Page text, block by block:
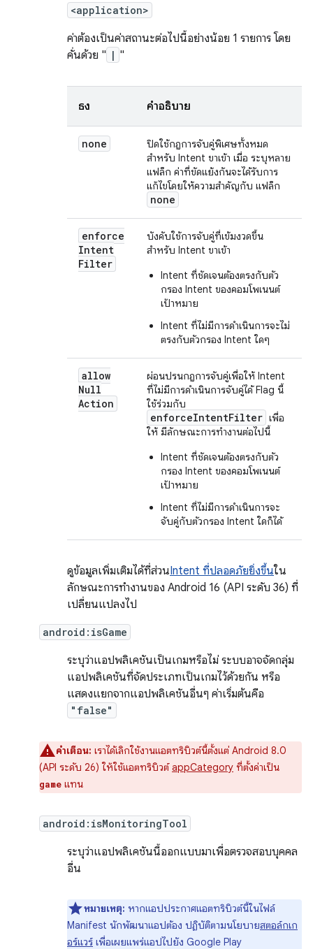
<application>
ค่าต้องเป็นค่าสถานะต่อไปนี้อย่างน้อย 1 รายการ โดย
คั่นด้วย " | "
ธง คำอธิบาย
none
ปิดใช้กฎการจับคู่พิเศษทั้งหมด
สำหรับ Intent ขาเข้า เมื่อ ระบุหลาย
แฟล็ก ค่าที่ขัดแย้งกันจะได้รับการ
แก้ไขโดยให้ความสำคัญกับ แฟล็ก
none
enforce
Intent
Filter
บังคับใช้การจับคู่ที่เข้มงวดขึ้น
สำหรับ Intent ขาเข้า
Intent ที่ชัดเจนต้องตรงกับตัว
กรอง Intent ของคอมโพเนนต์
เป้าหมาย
Intent ที่ไม่มีการดำเนินการจะไม่
ตรงกับตัวกรอง Intent ใดๆ
allow
Null
Action
ผ่อนปรนกฎการจับคู่เพื่อให้ Intent
ที่ไม่มีการดำเนินการจับคู่ได้ Flag นี้
ใช้ร่วมกับ
enforceIntentFilter เพื่อ
ให้ มีลักษณะการทำงานต่อไปนี้
Intent ที่ชัดเจนต้องตรงกับตัว
กรอง Intent ของคอมโพเนนต์
เป้าหมาย
Intent ที่ไม่มีการดำเนินการจะ
จับคู่กับตัวกรอง Intent ใดก็ได้
ดูข้อมูลเพิ่มเติมได้ที่ส่วนIntent ที่ปลอดภัยยิ่งขึ้นใน
ลักษณะการทำงานของ Android 16 (API ระดับ 36) ที่
เปลี่ยนแปลงไป
android:isGame
ระบุว่าแอปพลิเคชันเป็นเกมหรือไม่ ระบบอาจจัดกลุ่ม
แอปพลิเคชันที่จัดประเภทเป็นเกมไว้ด้วยกัน หรือ
แสดงแยกจากแอปพลิเคชันอื่นๆ ค่าเริ่มต้นคือ
"false"
คำเตือน: เราได้เลิกใช้งานแอตทริบิวต์นี้ตั้งแต่ Android 8.0
(API ระดับ 26) ให้ใช้แอตทริบิวต์appCategory ที่ตั้งค่าเป็น
game แทน
android:isMonitoringTool
ระบุว่าแอปพลิเคชันนี้ออกแบบมาเพื่อตรวจสอบบุคคล
อื่น
หมายเหตุ: หากแอปประกาศแอตทริบิวต์นี้ในไฟล์
Manifest นักพัฒนาแอปต้อง ปฏิบัติตามนโยบายสตอล์กเก
อร์แวร์ เพื่อเผยแพร่แอปไปยัง Google Play